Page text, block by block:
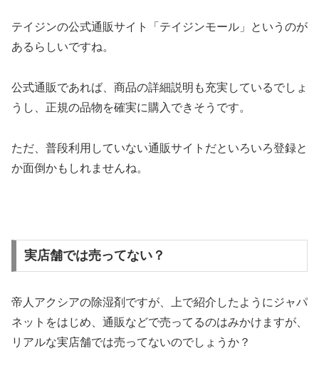
テイジンの公式通販サイト「テイジンモール」というのが
あるらしいですね。
公式通販であれば、商品の詳細説明も充実しているでしょ
うし、正規の品物を確実に購入できそうです。
ただ、普段利用していない通販サイトだといろいろ登録と
か面倒かもしれませんね。
実店舗では売ってない？
帝人アクシアの除湿剤ですが、上で紹介したようにジャパ
ネットをはじめ、通販などで売ってるのはみかけますが、
リアルな実店舗では売ってないのでしょうか？